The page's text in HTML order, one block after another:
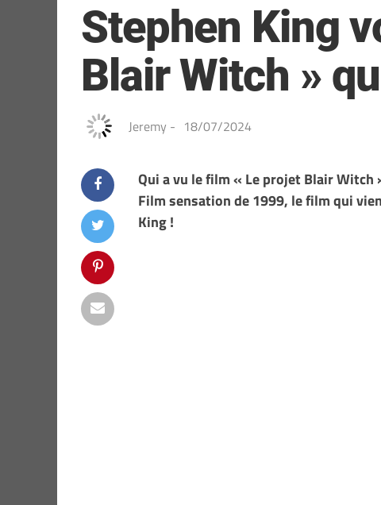
Stephen King
Blair Witch »
Jeremy - 18/07/2024
Qui a vu le film « Le projet Blair Witch
Film sensation de 1999, le film qui
King !